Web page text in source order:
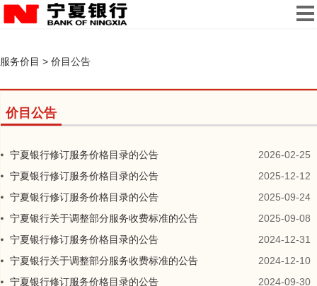
服务价目 > 价目公告
价目公告
宁夏银行修订服务价格目录的公告
2026-02-25
宁夏银行修订服务价格目录的公告
2025-12-12
宁夏银行修订服务价格目录的公告
2025-09-24
宁夏银行关于调整部分服务收费标准的公告
2025-09-08
宁夏银行修订服务价格目录的公告
2024-12-31
宁夏银行关于调整部分服务收费标准的公告
2024-12-10
宁夏银行修订服务价格目录的公告
2024-09-30